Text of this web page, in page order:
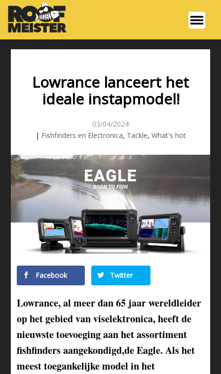
Lowrance lanceert het
ideale instapmodel!
03/04/2024
| Fishfinders en Electronica, Tackle, What's hot
Facebook Twitter
Lowrance, al meer dan 65 jaar wereldleider
op het gebied van viselektronica, heeft de
nieuwste toevoeging aan het assortiment
fishfinders aangekondigd,de Eagle. Als het
meest toegankelijke model in het